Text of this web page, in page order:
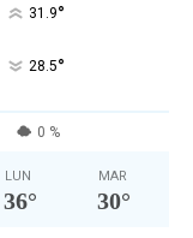
31.9°
28.5°
0 %
LUN
36°
MAR
30°